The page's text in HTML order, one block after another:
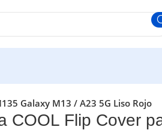
Galaxy M13 / A23 5G Liso Rojo
COOL Flip Cover